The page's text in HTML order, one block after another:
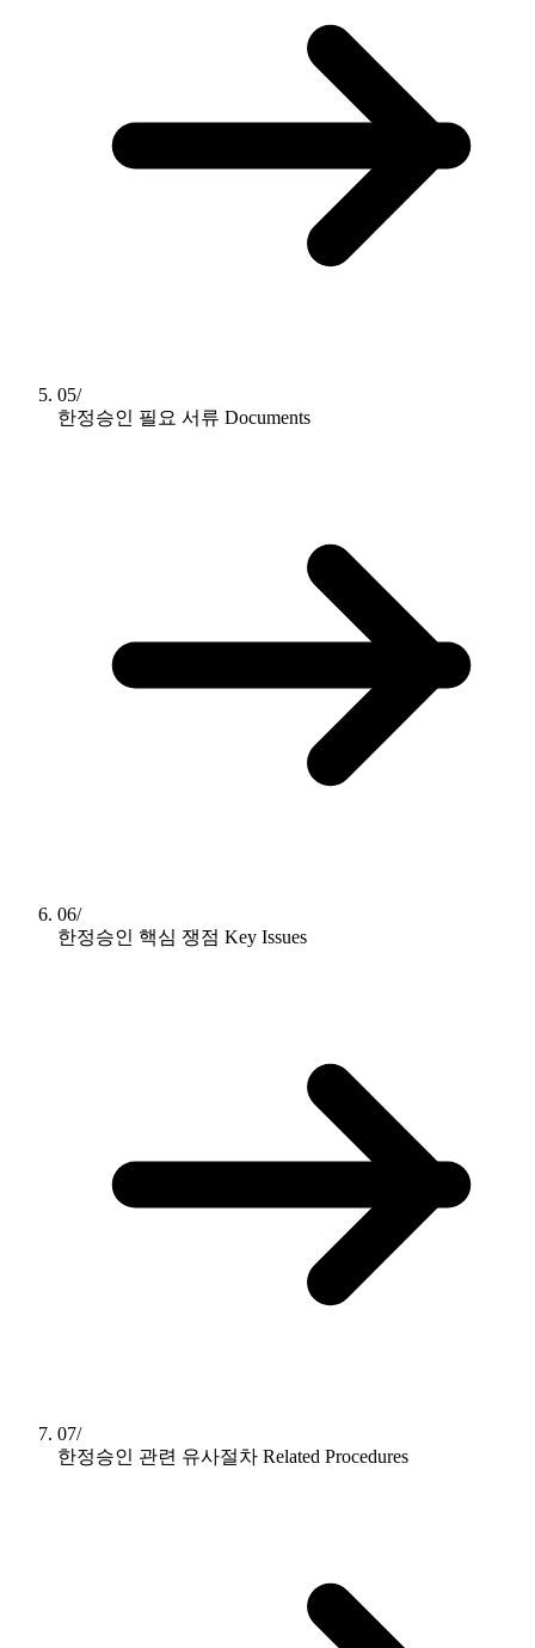
05/
한정승인 필요 서류 Documents
06/
한정승인 핵심 쟁점 Key Issues
07/
한정승인 관련 유사절차 Related Procedures